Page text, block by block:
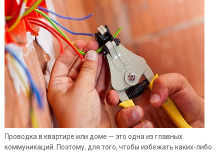
Проводка в квартире или доме — это одна из главных
коммуникаций. Поэтому, для того, чтобы избежать каких-либо